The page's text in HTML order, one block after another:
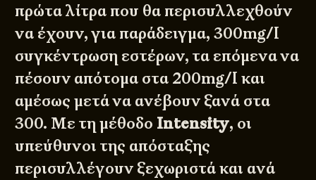
πρώτα λίτρα που θα περισυλλεχθούν
να έχουν, για παράδειγμα, 300mg/l
συγκέντρωση εστέρων, τα επόμενα να
πέσουν απότομα στα 200mg/l και
αμέσως μετά να ανέβουν ξανά στα
300. Με τη μέθοδο Intensity, οι
υπεύθυνοι της απόσταξης
περισυλλέγουν ξεχωριστά και ανά